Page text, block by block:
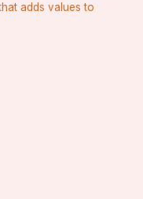
adds values to